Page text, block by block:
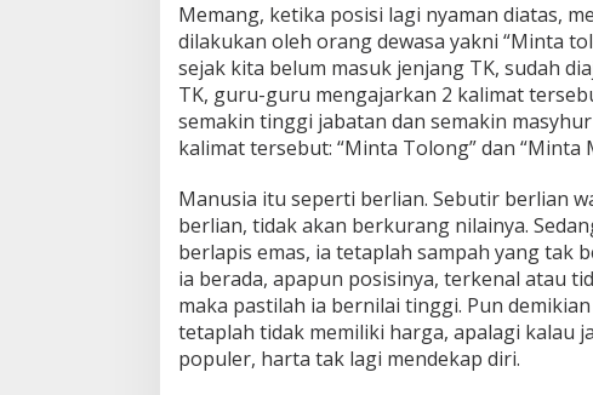
Memang, ketika posisi lagi nyaman diatas,
dilakukan oleh orang dewasa yakni “Minta
sejak kita belum masuk jenjang TK, sudah
TK, guru-guru mengajarkan 2 kalimat
semakin tinggi jabatan dan semakin
kalimat tersebut: “Minta Tolong” dan “Minta
Manusia itu seperti berlian. Sebutir berlian
berlian, tidak akan berkurang nilainya.
berlapis emas, ia tetaplah sampah yang tak
ia berada, apapun posisinya, terkenal atau
maka pastilah ia bernilai tinggi. Pun
tetaplah tidak memiliki harga, apalagi kalau
populer, harta tak lagi mendekap diri.